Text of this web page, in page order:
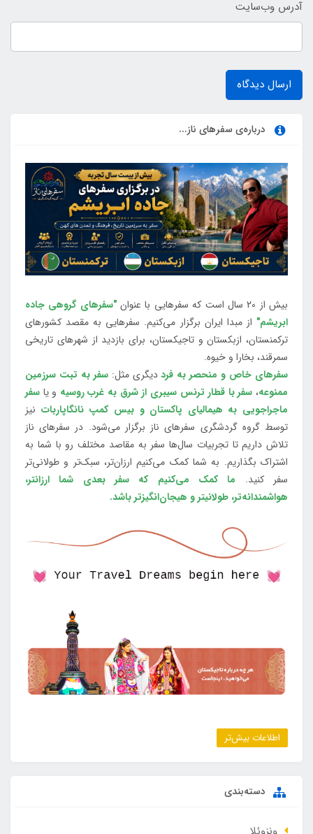
آدرس وب‌سایت
ارسال دیدگاه
درباره‌ی سفرهای ناز...
بیش از 20 سال است که سفرهایی با عنوان
"سفرهای گروهی جاده
ابریشم" از مبدا ایران برگزار می‌کنیم. سفرهایی به مقصد کشورهای
ترکمنستان، ازبکستان و تاجیکستان، برای بازدید از شهرهای تاریخی
سمرقند، بخارا و خیوه.
سفرهای خاص و منحصر به فرددیگری مثل:سفر به تبت سرزمین
ممنوعه، سفر با قطار ترنس سیبری از شرق به غرب روسیه و یا سفر
ماجراجویی به هیمالیای پاکستان و بیس کمپ نانگاپاربات نیز
توسط گروه گردشگری سفرهای ناز برگزار می‌شود. در سفرهای ناز
تلاش داریم تا تجربیات سال‌ها سفر به مقاصد مختلف رو با شما به
اشتراک بگذاریم. به شما کمک می‌کنیم ارزان‌تر، سبک‌تر و طولانی‌تر
سفر کنید. ما کمک می‌کنیم که سفر بعدی شما ارزانتر،
هواشمندانه‌تر، طولانی‎تر و هیجان‌انگیزتر باشد.
اطلاعات بیش‌تر
دسته‌بندی